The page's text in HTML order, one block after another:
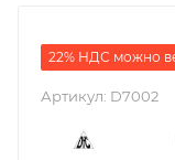
22% НДС можно
Артикул: D7002